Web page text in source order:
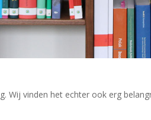
Wij vinden het echter ook erg